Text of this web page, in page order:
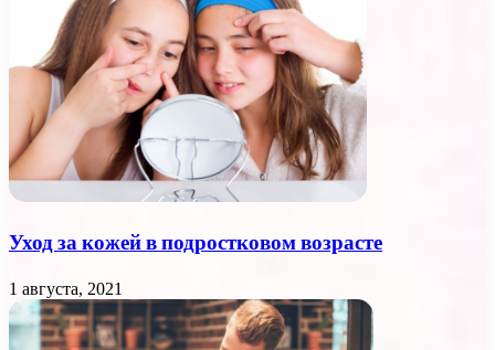
Уход за кожей в подростковом возрасте
1 августа, 2021